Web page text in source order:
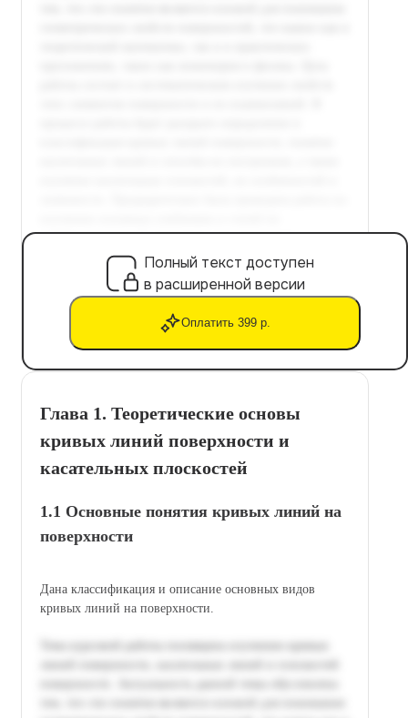
Полный текст доступен
в расширенной версии
Оплатить 399 р.
Глава 1. Теоретические основы
кривых линий поверхности и
касательных плоскостей
1.1 Основные понятия кривых линий на
поверхности
Дана классификация и описание основных видов
кривых линий на поверхности.